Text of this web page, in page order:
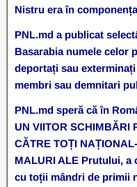
Nistru era în
PNL.md a publicat
Basarabia numele celor
deportați sau
membri sau demnitari
PNL.md speră că în
UN VIITOR SCHIMBĂRI
CĂTRE TOȚI
MALURI ALE Prutului,
cu toții mândri de primii